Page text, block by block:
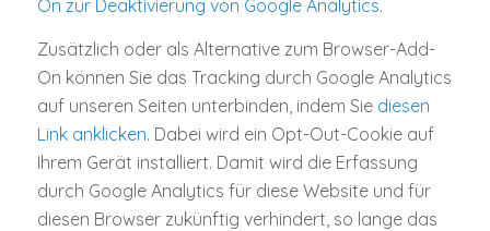
On zur Deaktivierung von Google Analytics.
Zusätzlich oder als Alternative zum Browser-Add-
On können Sie das Tracking durch Google Analytics
auf unseren Seiten unterbinden, indem Sie diesen
Link anklicken. Dabei wird ein Opt-Out-Cookie auf
Ihrem Gerät installiert. Damit wird die Erfassung
durch Google Analytics für diese Website und für
diesen Browser zukünftig verhindert, so lange das